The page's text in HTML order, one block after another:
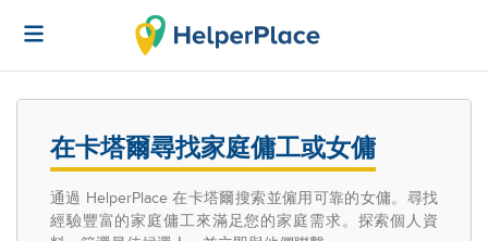
在卡塔爾尋找家庭傭工或女傭
通過 HelperPlace 在卡塔爾搜索並僱用可靠的女傭。尋找
經驗豐富的家庭傭工來滿足您的家庭需求。探索個人資